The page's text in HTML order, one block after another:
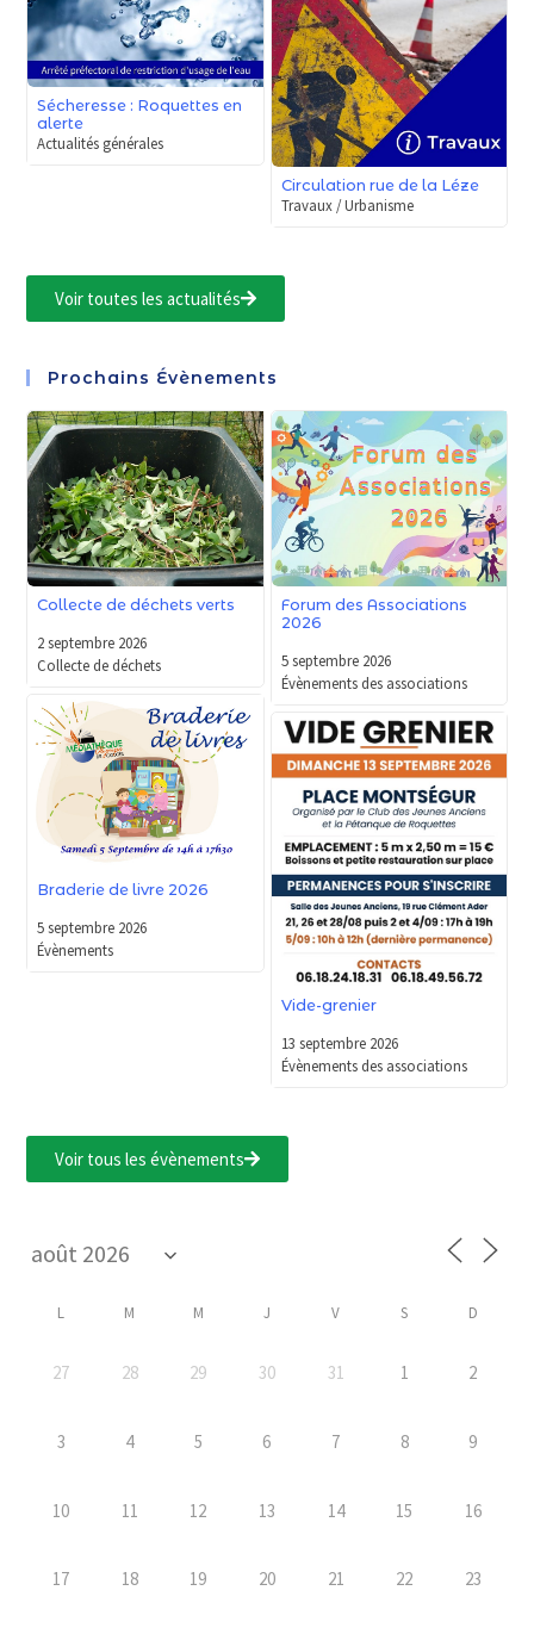
Sécheresse : Roquettes en
alerte
Actualités générales
Circulation rue de la Léze
Travaux / Urbanisme
Voir toutes les actualités
Prochains Évènements
Collecte de déchets verts
2 septembre 2026
Collecte de déchets
Forum des Associations
2026
5 septembre 2026
Évènements des associations
Braderie de livre 2026
5 septembre 2026
Évènements
Vide-grenier
13 septembre 2026
Évènements des associations
Voir tous les évènements
L M M J V S D
27 28 29 30 31 1 2
3 4 5 6 7 8 9
10 11 12 13 14 15 16
17 18 19 20 21 22 23